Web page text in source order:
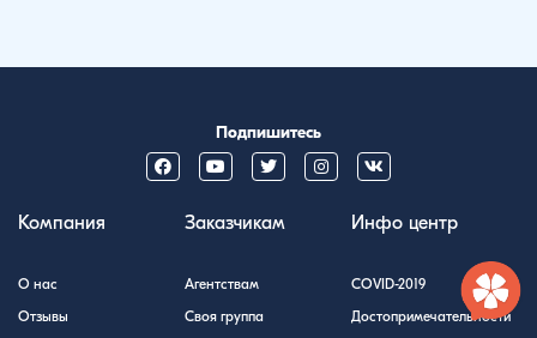
Подпишитесь
Компания
О нас
Отзывы
Заказчикам
Агентствам
Своя группа
Инфо центр
COVID-2019
Достопримечательности